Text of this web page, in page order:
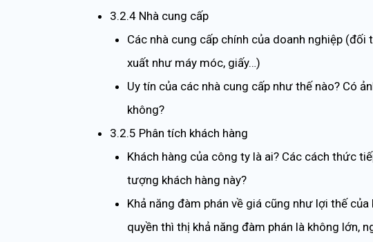
3.2.4 Nhà cung cấp
Các nhà cung cấp chính của doanh nghiệp
xuất như máy móc, giấy…)
Uy tín của các nhà cung cấp như thế nào? Có
không?
3.2.5 Phân tích khách hàng
Khách hàng của công ty là ai? Các cách thức
tượng khách hàng này?
Khả năng đàm phán về giá cũng như lợi thế
quyền thì thị khả năng đàm phán là không lớn,